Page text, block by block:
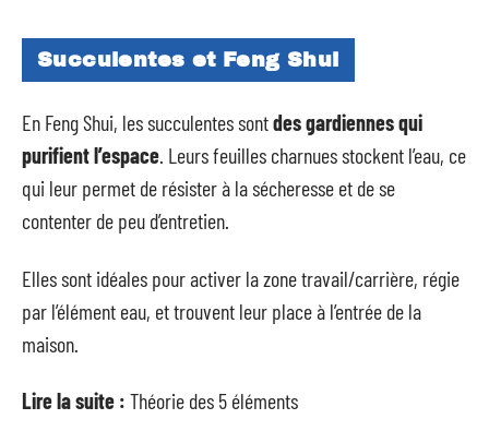
Succulentes et Feng Shui
En Feng Shui, les succulentes sontdes gardiennes qui
purifient l’espace. Leurs feuilles charnues stockent l’eau, ce
qui leur permet de résister à la sécheresse et de se
contenter de peu d’entretien.
Elles sont idéales pour activer la zone travail/carrière, régie
par l’élément eau, et trouvent leur place à l’entrée de la
maison.
Lire la suite : Théorie des 5 éléments